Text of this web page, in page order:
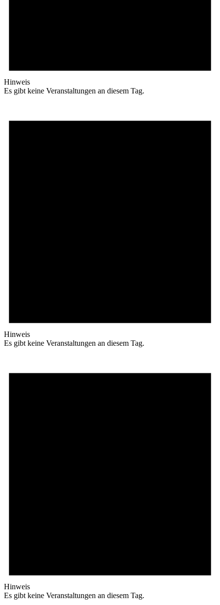
Hinweis
Es gibt keine Veranstaltungen an diesem Tag.
Hinweis
Es gibt keine Veranstaltungen an diesem Tag.
Hinweis
Es gibt keine Veranstaltungen an diesem Tag.